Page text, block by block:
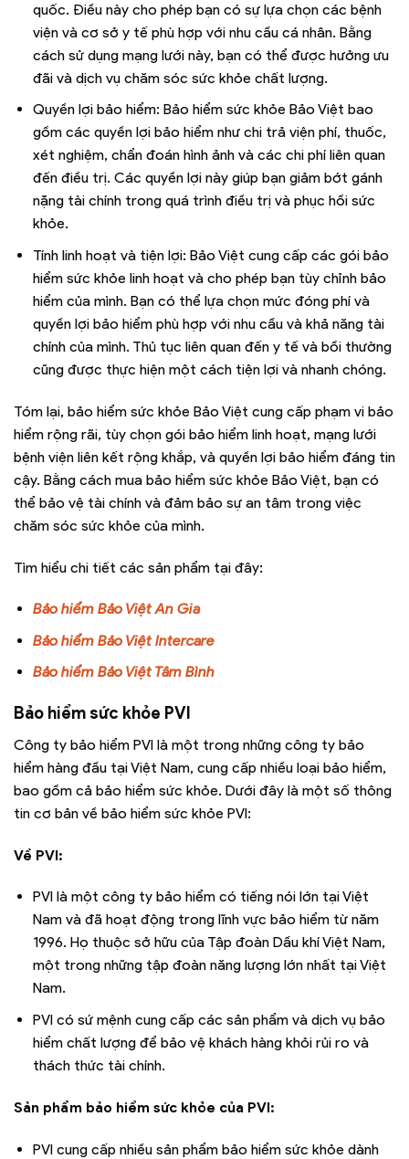
quốc. Điều này cho phép bạn có sự lựa chọn các bệnh
viện và cơ sở y tế phù hợp với nhu cầu cá nhân. Bằng
cách sử dụng mạng lưới này, bạn có thể được hưởng ưu
đãi và dịch vụ chăm sóc sức khỏe chất lượng.
Quyền lợi bảo hiểm: Bảo hiểm sức khỏe Bảo Việt bao
gồm các quyền lợi bảo hiểm như chi trả viện phí, thuốc,
xét nghiệm, chẩn đoán hình ảnh và các chi phí liên quan
đến điều trị. Các quyền lợi này giúp bạn giảm bớt gánh
nặng tài chính trong quá trình điều trị và phục hồi sức
khỏe.
Tính linh hoạt và tiện lợi: Bảo Việt cung cấp các gói bảo
hiểm sức khỏe linh hoạt và cho phép bạn tùy chỉnh bảo
hiểm của mình. Bạn có thể lựa chọn mức đóng phí và
quyền lợi bảo hiểm phù hợp với nhu cầu và khả năng tài
chính của mình. Thủ tục liên quan đến y tế và bồi thường
cũng được thực hiện một cách tiện lợi và nhanh chóng.
Tóm lại, bảo hiểm sức khỏe Bảo Việt cung cấp phạm vi bảo
hiểm rộng rãi, tùy chọn gói bảo hiểm linh hoạt, mạng lưới
bệnh viện liên kết rộng khắp, và quyền lợi bảo hiểm đáng tin
cậy. Bằng cách mua bảo hiểm sức khỏe Bảo Việt, bạn có
thể bảo vệ tài chính và đảm bảo sự an tâm trong việc
chăm sóc sức khỏe của mình.
Tìm hiểu chi tiết các sản phẩm tại đây:
Bảo hiểm Bảo Việt An Gia
Bảo hiểm Bảo Việt Intercare
Bảo hiểm Bảo Việt Tâm Bình
Bảo hiểm sức khỏe PVI
Công ty bảo hiểm PVI là một trong những công ty bảo
hiểm hàng đầu tại Việt Nam, cung cấp nhiều loại bảo hiểm,
bao gồm cả bảo hiểm sức khỏe. Dưới đây là một số thông
tin cơ bản về bảo hiểm sức khỏe PVI:
Về PVI:
PVI là một công ty bảo hiểm có tiếng nói lớn tại Việt
Nam và đã hoạt động trong lĩnh vực bảo hiểm từ năm
1996. Họ thuộc sở hữu của Tập đoàn Dầu khí Việt Nam,
một trong những tập đoàn năng lượng lớn nhất tại Việt
Nam.
PVI có sứ mệnh cung cấp các sản phẩm và dịch vụ bảo
hiểm chất lượng để bảo vệ khách hàng khỏi rủi ro và
thách thức tài chính.
Sản phẩm bảo hiểm sức khỏe của PVI:
PVI cung cấp nhiều sản phẩm bảo hiểm sức khỏe dành